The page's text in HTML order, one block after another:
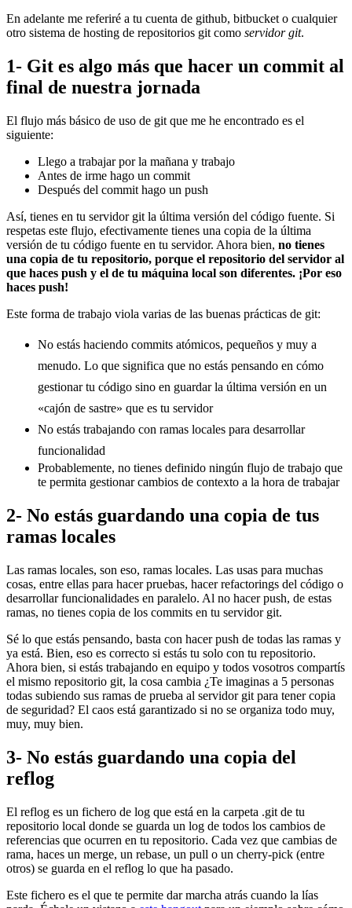
En adelante me referiré a tu cuenta de github, bitbucket o cualquier
otro sistema de hosting de repositorios git como servidor git.
1- Git es algo más que hacer un commit al
final de nuestra jornada
El flujo más básico de uso de git que me he encontrado es el
siguiente:
Llego a trabajar por la mañana y trabajo
Antes de irme hago un commit
Después del commit hago un push
Así, tienes en tu servidor git la última versión del código fuente. Si
respetas este flujo, efectivamente tienes una copia de la última
versión de tu código fuente en tu servidor. Ahora bien, no tienes
una copia de tu repositorio, porque el repositorio del servidor al
que haces push y el de tu máquina local son diferentes. ¡Por eso
haces push!
Este forma de trabajo viola varias de las buenas prácticas de git:
No estás haciendo commits atómicos, pequeños y muy a
menudo. Lo que significa que no estás pensando en cómo
gestionar tu código sino en guardar la última versión en un
«cajón de sastre» que es tu servidor
No estás trabajando con ramas locales para desarrollar
funcionalidad
Probablemente, no tienes definido ningún flujo de trabajo que
te permita gestionar cambios de contexto a la hora de trabajar
2- No estás guardando una copia de tus
ramas locales
Las ramas locales, son eso, ramas locales. Las usas para muchas
cosas, entre ellas para hacer pruebas, hacer refactorings del código o
desarrollar funcionalidades en paralelo. Al no hacer push, de estas
ramas, no tienes copia de los commits en tu servidor git.
Sé lo que estás pensando, basta con hacer push de todas las ramas y
ya está. Bien, eso es correcto si estás tu solo con tu repositorio.
Ahora bien, si estás trabajando en equipo y todos vosotros compartís
el mismo repositorio git, la cosa cambia ¿Te imaginas a 5 personas
todas subiendo sus ramas de prueba al servidor git para tener copia
de seguridad? El caos está garantizado si no se organiza todo muy,
muy, muy bien.
3- No estás guardando una copia del
reflog
El reflog es un fichero de log que está en la carpeta .git de tu
repositorio local donde se guarda un log de todos los cambios de
referencias que ocurren en tu repositorio. Cada vez que cambias de
rama, haces un merge, un rebase, un pull o un cherry-pick (entre
otros) se guarda en el reflog lo que ha pasado.
Este fichero es el que te permite dar marcha atrás cuando la lías